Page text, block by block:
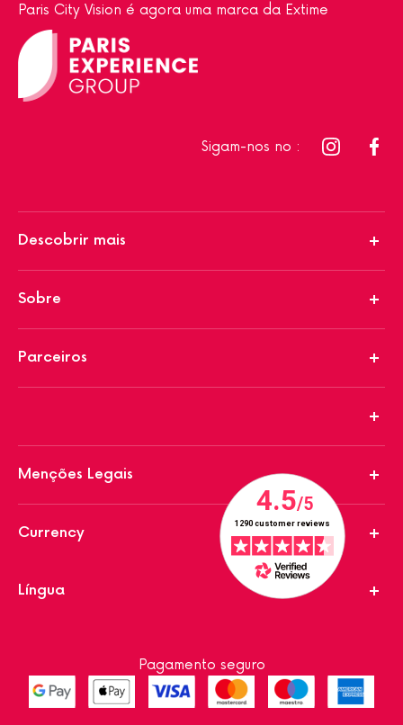
Paris City Vision é agora uma marca da Extime
Sigam-nos no :
Descobrir mais
Sobre
Parceiros
Menções Legais
Currency
Língua
Pagamento seguro